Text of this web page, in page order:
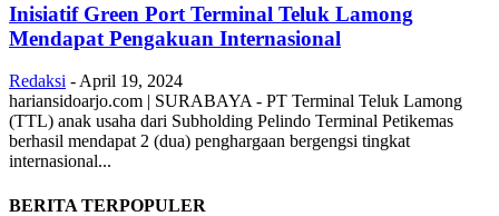
Inisiatif Green Port Terminal Teluk Lamong
Mendapat Pengakuan Internasional
Redaksi - April 19, 2024
hariansidoarjo.com | SURABAYA - PT Terminal Teluk Lamong
(TTL) anak usaha dari Subholding Pelindo Terminal Petikemas
berhasil mendapat 2 (dua) penghargaan bergengsi tingkat
internasional...
BERITA TERPOPULER